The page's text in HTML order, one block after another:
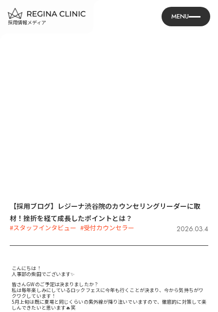
採用情報メディア
MENU
【採用ブログ】レジーナ渋谷院のカウンセリングリーダーに取
材！挫折を経て成長したポイントとは？
#スタッフインタビュー #受付カウンセラー 2026.03.4
こんにちは！
人事部の柴田でございます✨
皆さんGWのご予定は決まりましたか？
私は毎年楽しみにしているロックフェスに今年も行くことが決まり、今から気持ちがワ
クワクしています！
5月上旬は既に夏場と同じくらいの紫外線が降り注いでいますので、徹底的に対策して楽
しんできたいと思います🔥笑